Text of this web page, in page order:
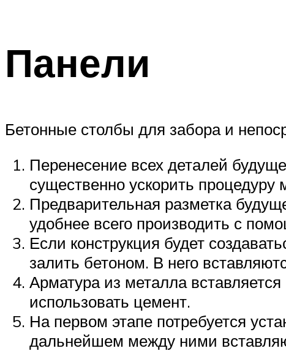
Панели
Бетонные столбы для забора и
Перенесение всех деталей
существенно ускорить процедуру
Предварительная разметка
удобнее всего производить с
Если конструкция будет
залить бетоном. В него
Арматура из металла
использовать цемент.
На первом этапе потребуется
дальнейшем между ними